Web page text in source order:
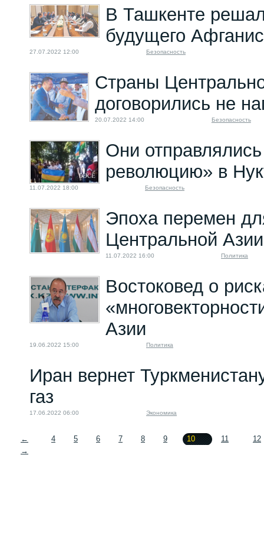
В Ташкенте
будущего
27.07.2022 12:00 Безопасность
Страны
договорились не
20.07.2022 14:00 Безопасность
Они
революцию» в
11.07.2022 18:00 Безопасность
Эпоха перемен
Центральной
11.07.2022 16:00 Политика
Востоковед о
Азии
19.06.2022 15:00 Политика
Иран вернет
газ
17.06.2022 06:00 Экономика
← 4 5 6 7 8 9 10 11
12
→